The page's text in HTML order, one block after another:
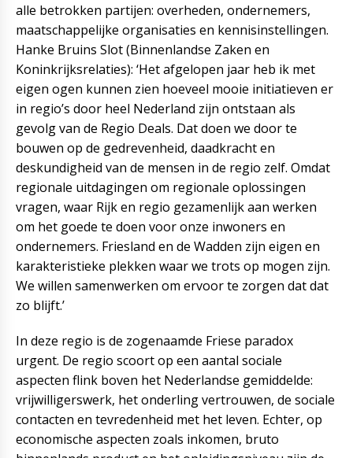
alle betrokken partijen: overheden, ondernemers,
maatschappelijke organisaties en kennisinstellingen.
Hanke Bruins Slot (Binnenlandse Zaken en
Koninkrijksrelaties): ‘Het afgelopen jaar heb ik met
eigen ogen kunnen zien hoeveel mooie initiatieven er
in regio’s door heel Nederland zijn ontstaan als
gevolg van de Regio Deals. Dat doen we door te
bouwen op de gedrevenheid, daadkracht en
deskundigheid van de mensen in de regio zelf. Omdat
regionale uitdagingen om regionale oplossingen
vragen, waar Rijk en regio gezamenlijk aan werken
om het goede te doen voor onze inwoners en
ondernemers. Friesland en de Wadden zijn eigen en
karakteristieke plekken waar we trots op mogen zijn.
We willen samenwerken om ervoor te zorgen dat dat
zo blijft.’
In deze regio is de zogenaamde Friese paradox
urgent. De regio scoort op een aantal sociale
aspecten flink boven het Nederlandse gemiddelde:
vrijwilligerswerk, het onderling vertrouwen, de sociale
contacten en tevredenheid met het leven. Echter, op
economische aspecten zoals inkomen, bruto